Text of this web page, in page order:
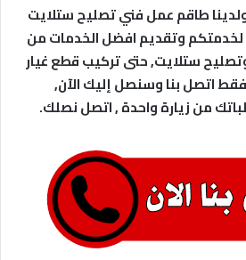
طاقم عمل فني تصليح ستلايت
لخدمتكم وتقديم افضل الخدمات من
ستلايت, حتى تركيب قطع غيار
اتصل بنا وسنصل إليك الآن,
من زيارة واحدة , اتصل نصلك.